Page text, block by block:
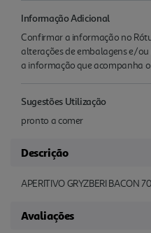
Informação Adicional
Confirmar a informação no
alterações de embalagens e/
a informação que acompanha
Sugestões Utilização
pronto a comer
Descrição
APERITIVO GRYZBERI BACON
Avaliações